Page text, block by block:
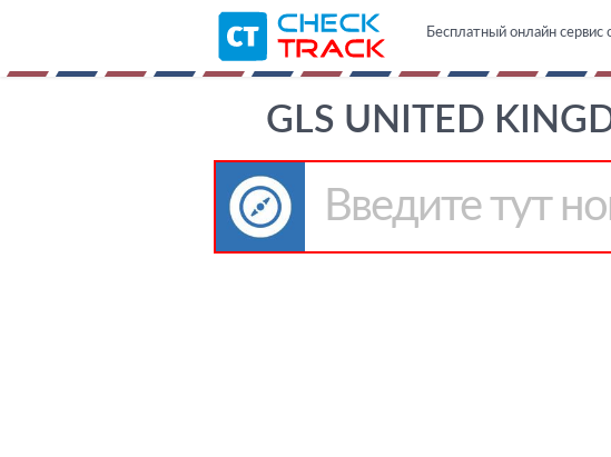
Бесплатный онлайн сервис
GLS UNITED